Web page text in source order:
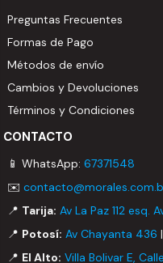
Preguntas Frecuentes
Formas de Pago
Métodos de envío
Cambios y Devoluciones
Términos y Condiciones
CONTACTO
📱 WhatsApp:67371548
✉️
📍 Tarija: Av La Paz 112 esq.
📍 Potosí: Av Chayanta 436
📍 El Alto: Villa Bolivar E,